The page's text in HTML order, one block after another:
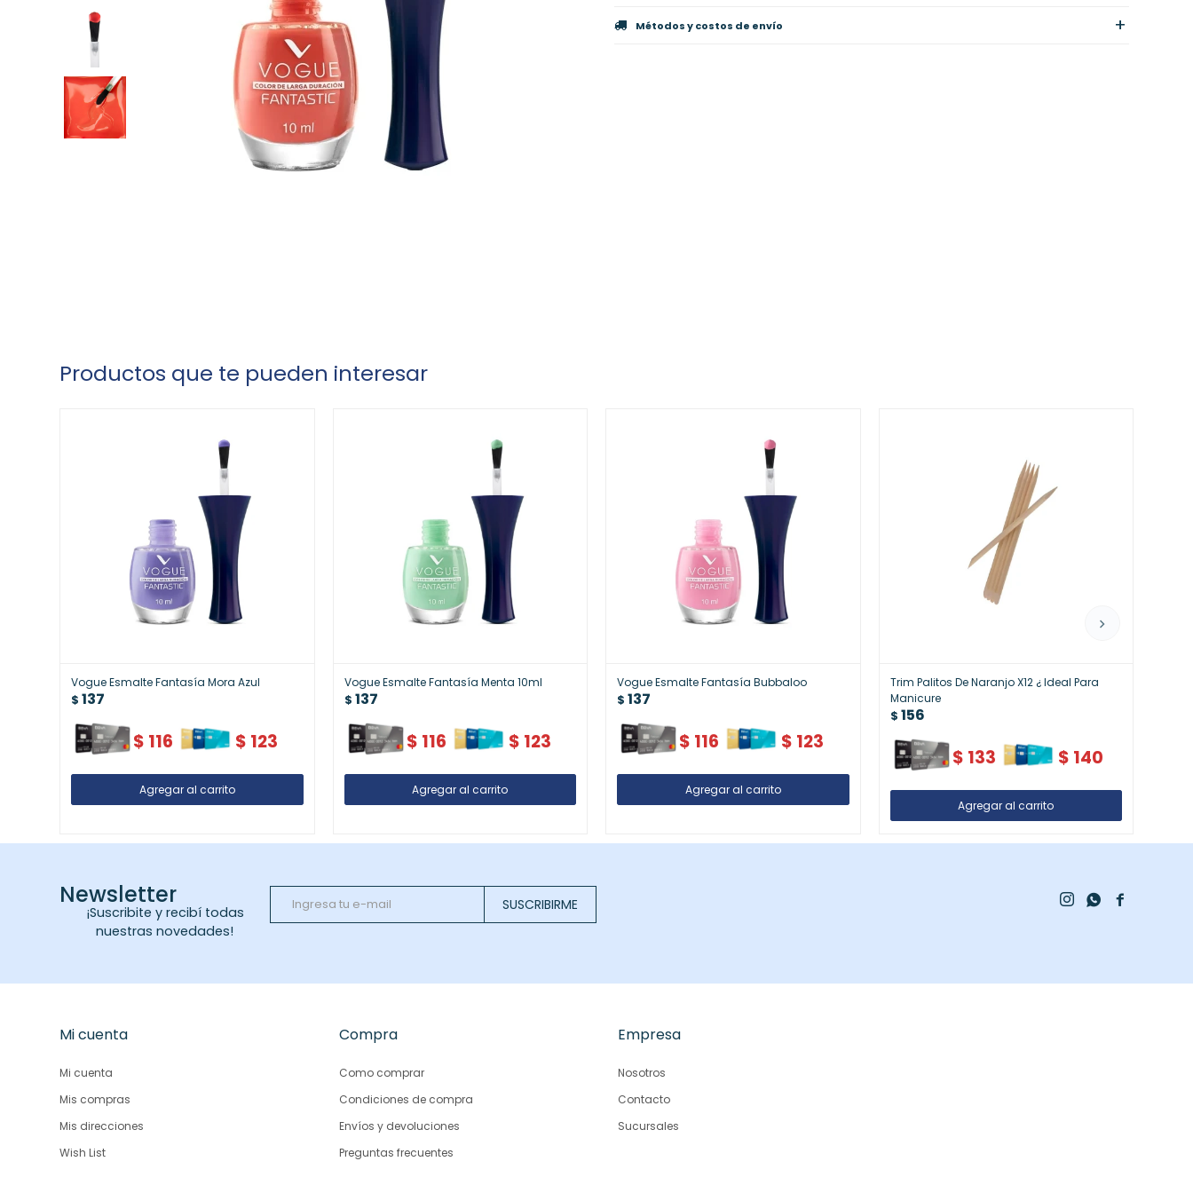
Métodos y costos de envío
Productos que te pueden interesar
Vogue Esmalte Fantasía Mora Azul
$ 137
$ 116 $ 123
Vogue Esmalte Fantasía Menta 10ml
$ 137
$ 116 $ 123
Vogue Esmalte Fantasía Bubbaloo
$ 137
$ 116 $ 123
Trim Palitos De Naranjo X12 ¿ Ideal Para
Manicure
$ 156
$ 133 $ 140
Newsletter
¡Suscribite y recibí todas
nuestras novedades!
SUSCRIBIRME 
 
Mi cuenta
Mi cuenta
Mis compras
Mis direcciones
Wish List
Compra
Como comprar
Condiciones de compra
Envíos y devoluciones
Preguntas frecuentes
Empresa
Nosotros
Contacto
Sucursales